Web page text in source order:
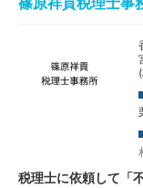
税理士に依頼して「